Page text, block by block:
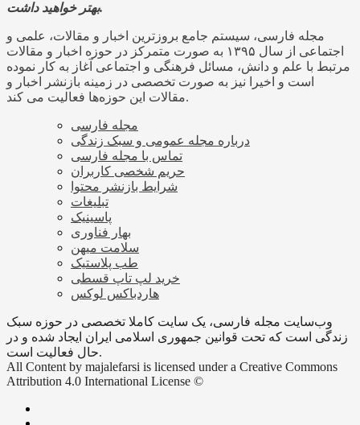
بهتر خواهید داشت.
مجله فارسی، سیستم جامع بروزترین اخبار و مقالات، علمی و
اجتماعی از سال ۱۳۹۵ به صورت متمرکز در حوزه اخبار و مقالات
مرتبط با علم و دانش، مسائل فرهنگی و اجتماعی آغاز به کار نموده
است و اخیرا نیز به صورت تخصصی در زمینه بازنشر اخبار و
مقالات این حوزه‌ها فعالیت می کند.
مجله فارسی
درباره مجله عمومی و سبک زندگی
تماس با مجله فارسی
حریم شخصی کاربران
شرایط بازنشر محتوا
تبلیغات
پاسینیک
بهار فناوری
سلامت میهن
طب پلاستیک
خرید لپ تاپ قسطی
هاردباکس لوکس
وب‌سایت مجله فارسی، یک سایت کاملا تخصصی در حوزه سبک
زندگی است که تحت قوانین جمهوری اسلامی ایران ایجاد شده و در
حال فعالیت است.
All Content by majalefarsi is licensed under a Creative Commons
Attribution 4.0 International License ©️